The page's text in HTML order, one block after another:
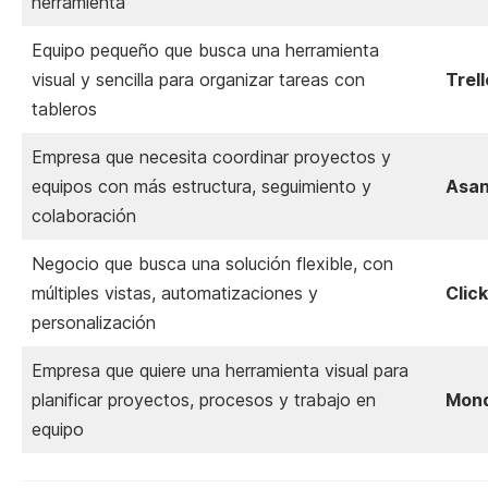
Equipo pequeño que busca una herramienta
visual y sencilla para organizar tareas con
tableros
Empresa que necesita coordinar proyectos y
equipos con más estructura, seguimiento y
colaboración
Negocio que busca una solución flexible, con
múltiples vistas, automatizaciones y
personalización
Empresa que quiere una herramienta visual para
planificar proyectos, procesos y trabajo en
equipo